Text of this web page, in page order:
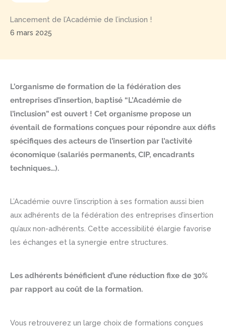
Lancement de l’Académie de l’inclusion !
6 mars 2025
L’organisme de formation de la fédération des
entreprises d’insertion, baptisé “L’Académie de
l’inclusion” est ouvert ! Cet organisme propose un
éventail de formations conçues pour répondre aux défis
spécifiques des acteurs de l’insertion par l’activité
économique (salariés permanents, CIP, encadrants
techniques…).
L’Académie ouvre l’inscription à ses formation aussi bien
aux adhérents de la fédération des entreprises d’insertion
qu’aux non-adhérents. Cette accessibilité élargie favorise
les échanges et la synergie entre structures.
Les adhérents bénéficient d’une réduction fixe de 30%
par rapport au coût de la formation.
Vous retrouverez un large choix de formations conçues